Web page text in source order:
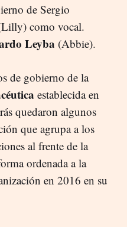
de Sergio
como vocal.
Leyba (Abbie).
de gobierno de la
establecida en
quedaron algunos
que agrupa a los
al frente de la
ordenada a la
en 2016 en su